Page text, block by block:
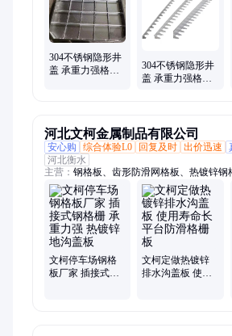
304不锈钢隐形井
盖 承重力强格栅
304不锈钢隐形井
盖 承重力强格栅
河北文柯金属制品有限公司
安心购
综合体验L0 回复及时 出价迅速
河北衡水
主营： 钢格板、齿形防滑网格板、热镀锌钢
栅板、检修平台走道板、车间平台踏步板
文柯停车场钢格
板厂家 插接式钢
文柯定做热镀锌
排水沟盖板 使用